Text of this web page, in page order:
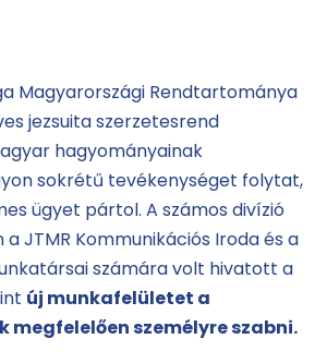
Magyarországi Rendtartománya
jezsuita szerzetesrend
hagyományainak
sokrétű tevékenységet folytat,
ügyet pártol. A számos divízió
JTMR Kommunikációs Iroda és a
számára volt hivatott a
új munkafelületet a
személyre szabni.